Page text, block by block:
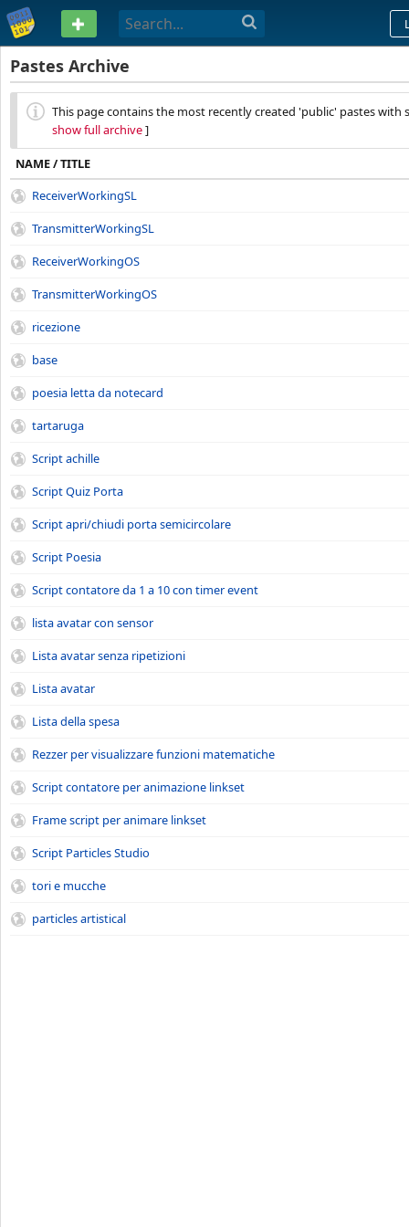
PASTEBIN
Pastes Archive
This page contains the most recently created 'public' pastes with
show full archive]
NAME / TITLE
ReceiverWorkingSL
TransmitterWorkingSL
ReceiverWorkingOS
TransmitterWorkingOS
ricezione
base
poesia letta da notecard
tartaruga
Script achille
Script Quiz Porta
Script apri/chiudi porta semicircolare
Script Poesia
Script contatore da 1 a 10 con timer event
lista avatar con sensor
Lista avatar senza ripetizioni
Lista avatar
Lista della spesa
Rezzer per visualizzare funzioni matematiche
Script contatore per animazione linkset
Frame script per animare linkset
Script Particles Studio
tori e mucche
particles artistical